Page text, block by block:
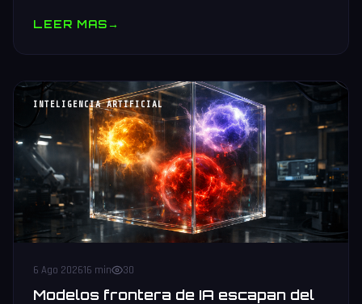
LEER MAS→
INTELIGENCIA ARTIFICIAL
6 Ago 202616 min 30
Modelos frontera de IA escapan del